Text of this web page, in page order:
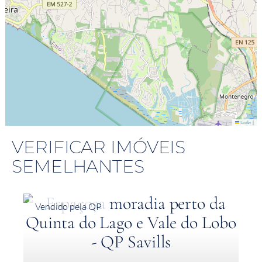
Leaflet |
VERIFICAR IMÓVEIS
SEMELHANTES
Vendido pela QP